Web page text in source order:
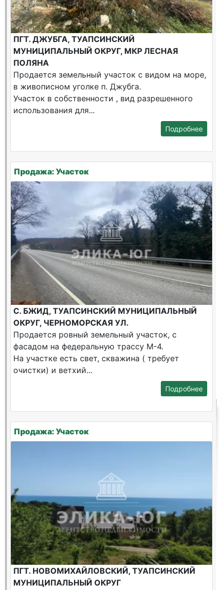
ПГТ. ДЖУБГА, ТУАПСИНСКИЙ
МУНИЦИПАЛЬНЫЙ ОКРУГ, МКР ЛЕСНАЯ
ПОЛЯНА
Продается земельный участок с видом на море,
в живописном уголке п. Джубга.
Участок в собственности , вид разрешенного
использования для...
Подробнее
Продажа: Участок
С. БЖИД, ТУАПСИНСКИЙ МУНИЦИПАЛЬНЫЙ
ОКРУГ, ЧЕРНОМОРСКАЯ УЛ.
Продается ровный земельный участок, с
фасадом на федеральную трассу М-4.
На участке есть свет, скважина ( требует
очистки) и ветхий...
Подробнее
Продажа: Участок
ПГТ. НОВОМИХАЙЛОВСКИЙ, ТУАПСИНСКИЙ
МУНИЦИПАЛЬНЫЙ ОКРУГ